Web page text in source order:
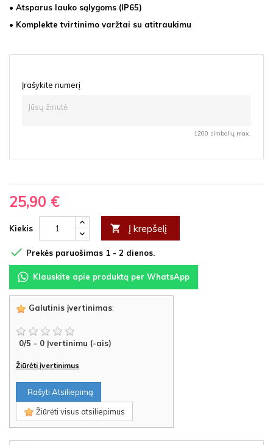
• Atsparus lauko sąlygoms (IP65)
• Komplekte tvirtinimo varžtai su atitraukimu
Įrašykite numerį
1200 simbolių max.
25,90 €
Kiekis  Į krepšelį
 Prekės paruošimas 1 - 2 dienos.
Klauskite apie produktą per WhatsApp
Galutinis įvertinimas:
0/5 - 0 Įvertinimu (-ais)
Žiūrėti įvertinimus
Rašyti Atsiliepimą
Žiūrėti visus atsiliepimus